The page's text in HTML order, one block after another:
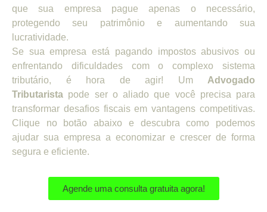
que sua empresa pague apenas o necessário,
protegendo seu patrimônio e aumentando sua
lucratividade.
Se sua empresa está pagando impostos abusivos ou
enfrentando dificuldades com o complexo sistema
tributário, é hora de agir! Um Advogado
Tributarista pode ser o aliado que você precisa para
transformar desafios fiscais em vantagens competitivas.
Clique no botão abaixo e descubra como podemos
ajudar sua empresa a economizar e crescer de forma
segura e eficiente.
Agende uma consulta gratuita agora!